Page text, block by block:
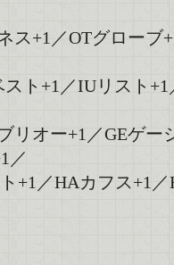
ス+1／OTグローブ
ト+1／IUリスト
リオー+1／GEゲー
／
+1／HAカフス+1